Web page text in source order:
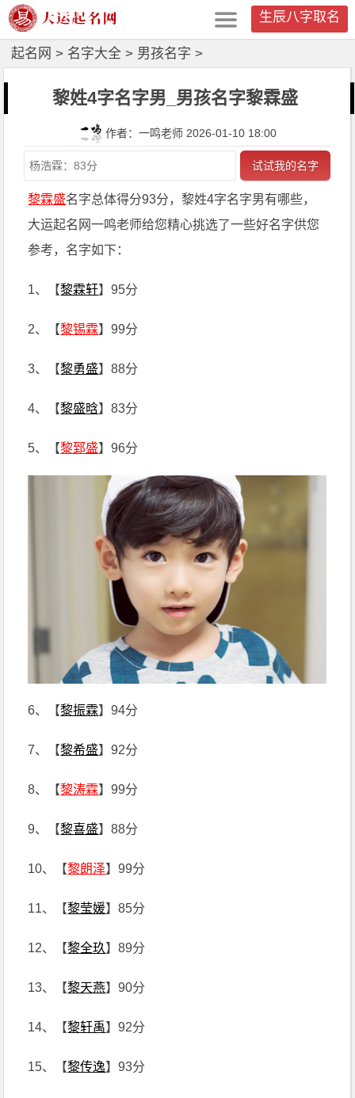
生辰八字取名
起名网 > 名字大全 > 男孩名字 >
黎姓4字名字男_男孩名字黎霖盛
作者：一鸣老师 2026-01-10 18:00
试试我的名字
黎霖盛名字总体得分93分，黎姓4字名字男有哪些，
大运起名网一鸣老师给您精心挑选了一些好名字供您
参考，名字如下：
1、【黎霖轩】95分
2、【黎锡霖】99分
3、【黎勇盛】88分
4、【黎盛晗】83分
5、【黎郅盛】96分
6、【黎振霖】94分
7、【黎希盛】92分
8、【黎涛霖】99分
9、【黎喜盛】88分
10、【黎朗泽】99分
11、【黎莹媛】85分
12、【黎全玖】89分
13、【黎天燕】90分
14、【黎轩禹】92分
15、【黎传逸】93分